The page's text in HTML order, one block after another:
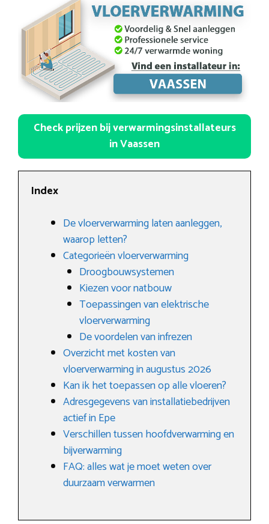
Check prijzen bij verwarmingsinstallateurs
in Vaassen
Index
De vloerverwarming laten aanleggen,
waarop letten?
Categorieën vloerverwarming
Droogbouwsystemen
Kiezen voor natbouw
Toepassingen van elektrische
vloerverwarming
De voordelen van infrezen
Overzicht met kosten van
vloerverwarming in augustus 2026
Kan ik het toepassen op alle vloeren?
Adresgegevens van installatiebedrijven
actief in Epe
Verschillen tussen hoofdverwarming en
bijverwarming
FAQ: alles wat je moet weten over
duurzaam verwarmen